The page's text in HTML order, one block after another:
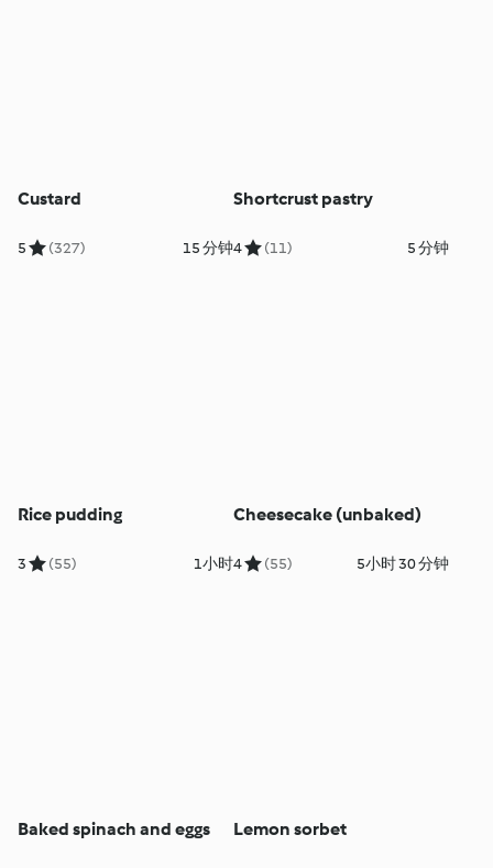
Custard
5 (327) 15 分钟
Shortcrust pastry
4 (11) 5 分钟
Rice pudding
3 (55) 1小时
Cheesecake (unbaked)
4 (55) 5小时 30 分钟
Baked spinach and eggs Lemon sorbet